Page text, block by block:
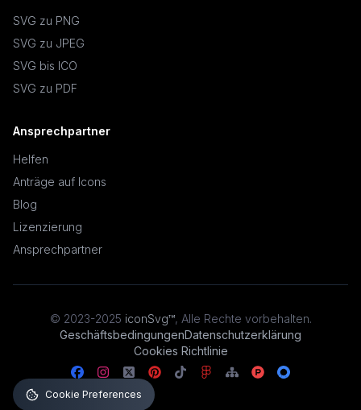
SVG zu PNG
SVG zu JPEG
SVG bis ICO
SVG zu PDF
Ansprechpartner
Helfen
Anträge auf Icons
Blog
Lizenzierung
Ansprechpartner
© 2023-2025 iconSvg™, Alle Rechte vorbehalten.
GeschäftsbedingungenDatenschutzerklärung
Cookies Richtlinie
Cookie Preferences